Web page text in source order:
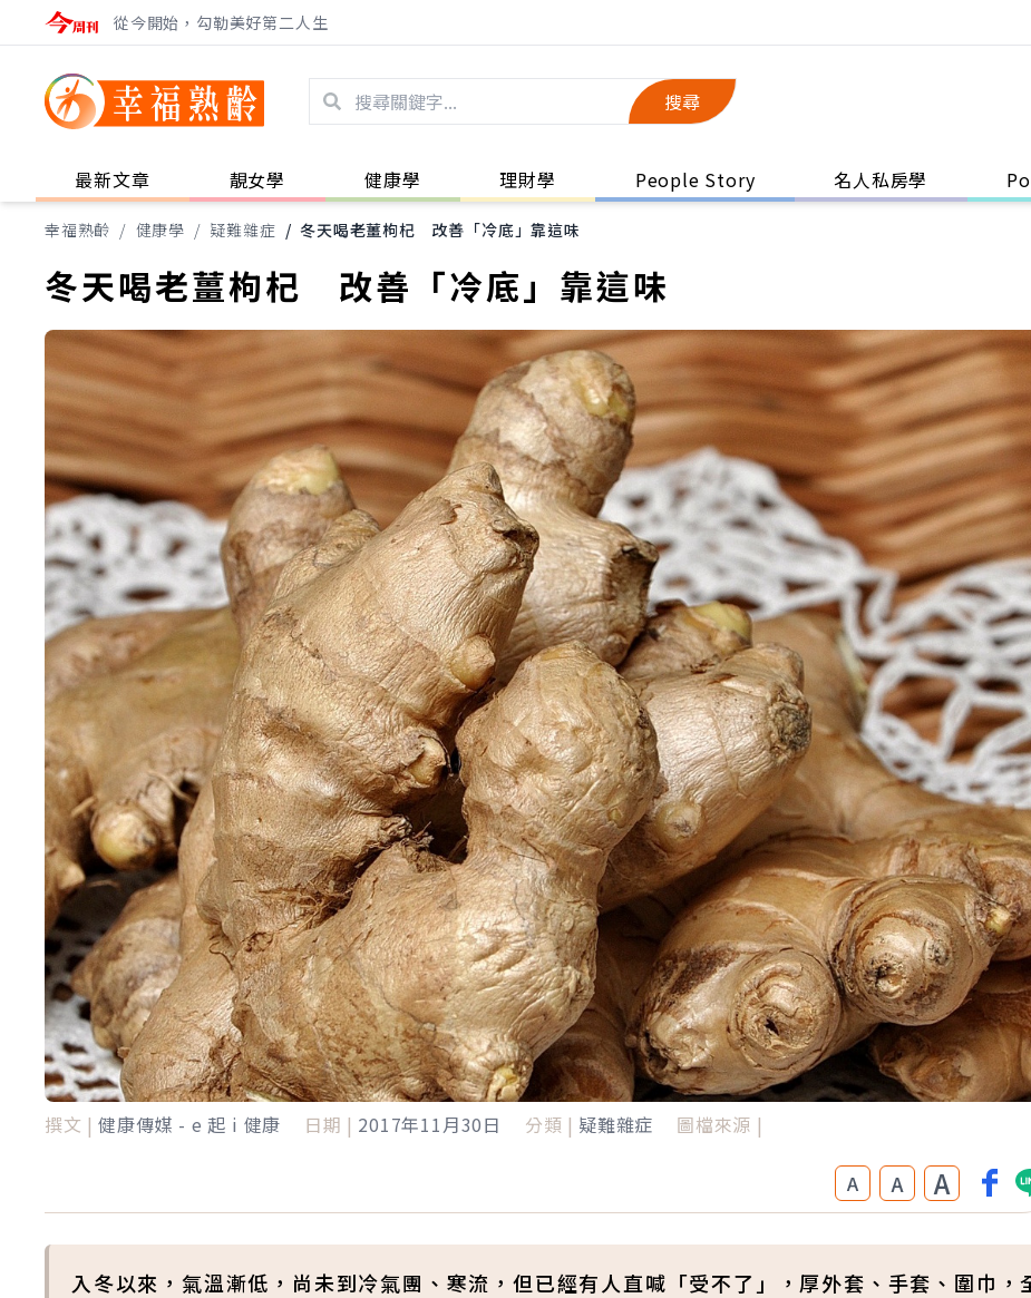
從今開始，勾勒美好第二人生
搜尋
最新文章 靚女學 健康學 理財學 People Story 名人私房學
幸福熟齡 / 健康學 / 疑難雜症 / 冬天喝老薑枸杞 改善「冷底」靠這味
冬天喝老薑枸杞 改善「冷底」靠這味
撰文 | 健康傳媒 - e 起 i 健康 日期 | 2017年11月30日 分類 | 疑難雜症 圖檔來源 |
A A A
入冬以來，氣溫漸低，尚未到冷氣團、寒流，但已經有人直喊「受不了」，厚外套、手套、圍巾，